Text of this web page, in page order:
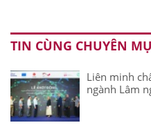
TIN CÙNG CHUYÊN
Liên minh
ngành Lâm